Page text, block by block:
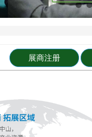
展商注册